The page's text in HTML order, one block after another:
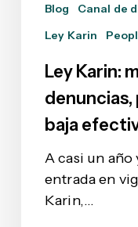
efectividad
práctica
Blog
Canal de
Ley Karin
Ley Karin:
denuncias,
baja
A casi un año
entrada en
Karin,…